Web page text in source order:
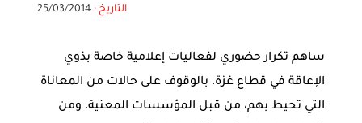
التاريخ :25/03/2014
ساهم تكرار حضوري لفعاليات إعلامية خاصة بذوي
الإعاقة في قطاع غزة، بالوقوف على حالات من المعاناة
التي تحيط بهم، من قبل المؤسسات المعنية، ومن